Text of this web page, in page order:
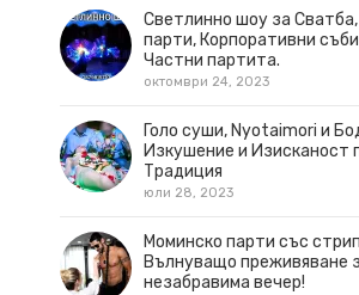
Светлинно шоу за
парти, Корпоративни
Частни партита.
октомври 24, 2023
Голо суши, Nyotaimori и
Изкушение и Изисканост
Традиция
юли 28, 2023
Моминско парти със
Вълнуващо преживяване
незабравима вечер!